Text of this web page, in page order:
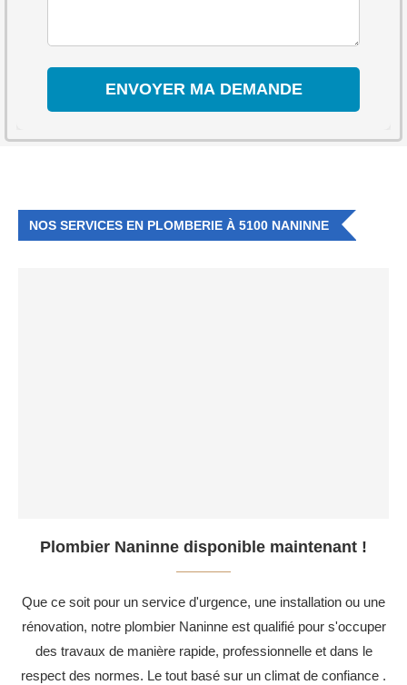
NOS SERVICES EN PLOMBERIE À 5100 NANINNE
Plombier Naninne disponible maintenant !
Que ce soit pour un service d'urgence, une installation ou une
rénovation, notre plombier Naninne est qualifié pour s'occuper
des travaux de manière rapide, professionnelle et dans le
respect des normes. Le tout basé sur un climat de confiance .